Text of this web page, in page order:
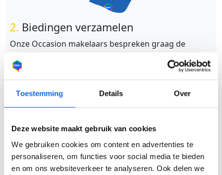
Toestemming Details Over
Deze website maakt gebruik van cookies
We gebruiken cookies om content en advertenties te
personaliseren, om functies voor social media te bieden
en om ons websiteverkeer te analyseren. Ook delen we
2. Biedingen verzamelen
Onze Occasion makelaars bespreken graag de
haalbaarheid toetsen voordat ze aan de slag gaan.
Vervolgens gaan ze actief op zoek naar biedingen
voor jouw voer- of vaartuig.